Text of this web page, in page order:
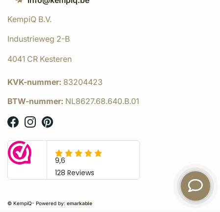
KempíQ B.V.
Industrieweg 2-B
4041 CR Kesteren
KVK-nummer: 83204423
BTW-nummer: NL8627.68.640.B.01
© KempíQ- Powered by: emarkable